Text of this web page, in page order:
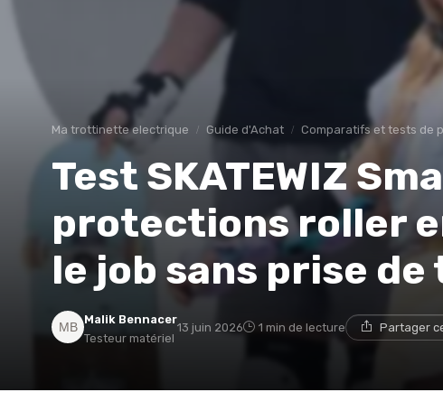
Ma trottinette electrique Guide d'Achat Comparatifs et tests de
Test SKATEWIZ
protections roller
le job sans prise
Malik Bennacer
Testeur matériel
13 juin 2026 1 min de lecture Partager